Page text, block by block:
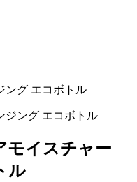
ング エコボトル
モイスチャー
ル